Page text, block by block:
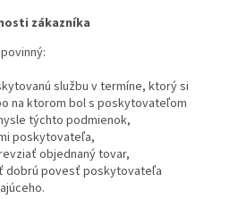
zákazníka
službu v termíne, ktorý si
na ktorom bol s poskytovateľom
týchto podmienok,
poskytovateľa,
objednaný tovar,
dobrú povesť poskytovateľa